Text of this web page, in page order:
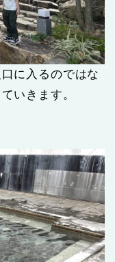
に入るのではな
いきます。